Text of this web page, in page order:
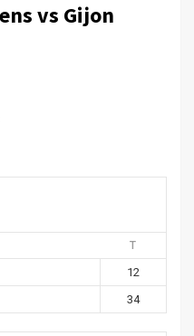
vs Gijon
T
12
34